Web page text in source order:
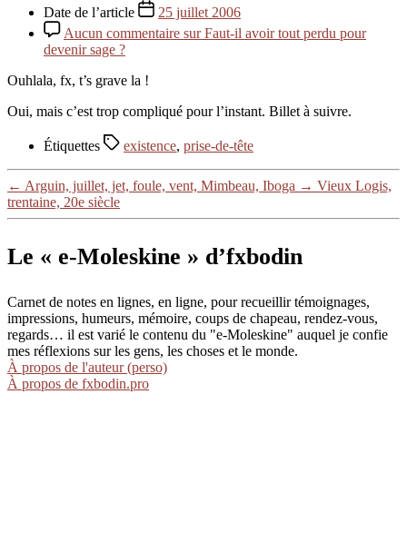
Date de l’article
25 juillet 2006
Aucun commentaire sur Faut-il avoir tout perdu pour
devenir sage ?
Ouhlala, fx, t’s grave la !
Oui, mais c’est trop compliqué pour l’instant. Billet à suivre.
Étiquettes existence, prise-de-tête
← Arguin, juillet, jet, foule, vent, Mimbeau, Iboga → Vieux Logis,
trentaine, 20e siècle
Le « e-Moleskine » d’fxbodin
Carnet de notes en lignes, en ligne, pour recueillir témoignages,
impressions, humeurs, mémoire, coups de chapeau, rendez-vous,
regards… il est varié le contenu du "e-Moleskine" auquel je confie
mes réflexions sur les gens, les choses et le monde.
À propos de l'auteur (perso)
À propos de fxbodin.pro